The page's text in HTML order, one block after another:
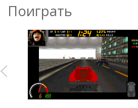
Поиграть